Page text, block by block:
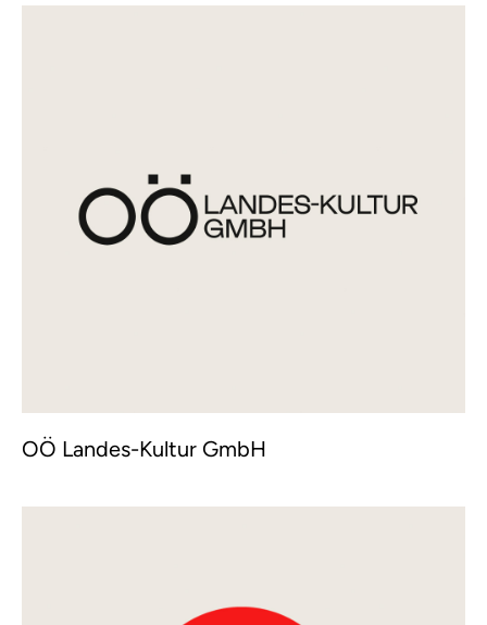
OÖ Landes-Kultur GmbH